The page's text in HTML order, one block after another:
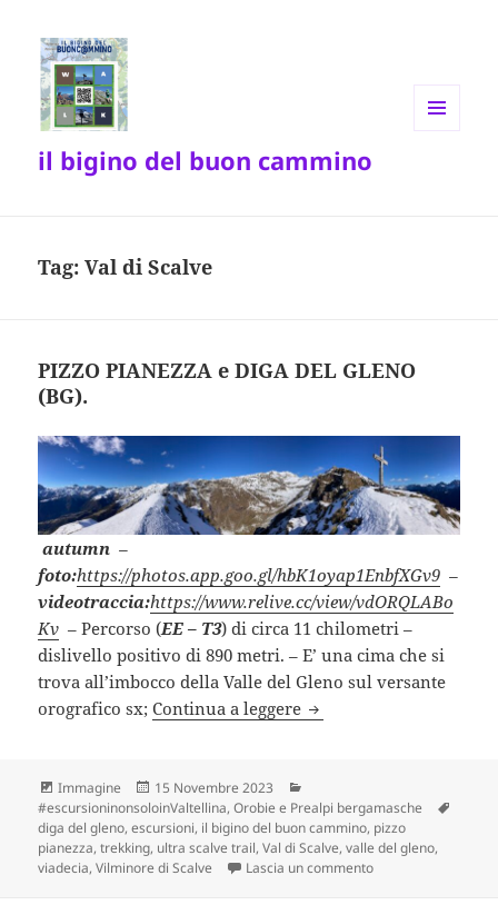
il bigino del buon cammino
Tag:Val di Scalve
PIZZO PIANEZZA e DIGA DEL GLENO
(BG).
autumn –
foto:https://photos.app.goo.gl/hbK1oyap1EnbfXGv9 –
videotraccia:https://www.relive.cc/view/vdORQLABo
Kv – Percorso (EE – T3) di circa 11 chilometri –
dislivello positivo di 890 metri. – E’ una cima che si
trova all’imbocco della Valle del Gleno sul versante
orografico sx;Continua a leggere PIZZO PIANEZZA e
Formato
Immagine
Scritto
il
15 Novembre 2023
#escursioninonsoloinValtellina,Orobie e Prealpi bergamasche
diga del gleno,escursioni, il bigino del buon cammino, pizzo
pianezza,trekking, ultra scalve trail,Val di Scalve,valle del gleno,
viadecia,Vilminore di Scalve Lascia un commentosu PIZZO